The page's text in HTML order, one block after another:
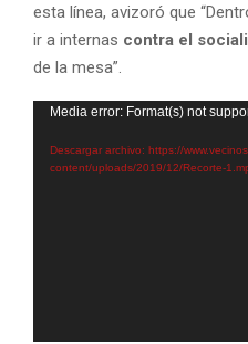
esta línea, avizoró que
ir a internas contra el
de la mesa”.
Media error: Format(s) not
Descargar archivo: https://
content/uploads/2019/12/Recorte-